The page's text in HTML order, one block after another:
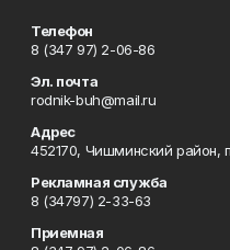
Телефон
8 (347 97) 2-06-86
Эл. почта
rodnik-buh@mail.ru
Адрес
452170, Чишминский район,
Рекламная служба
8 (34797) 2-33-63
Приемная